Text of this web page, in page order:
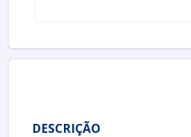
DESCRIÇÃO